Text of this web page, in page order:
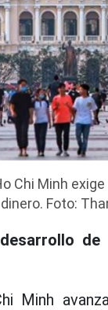
Chi Minh
dinero. Foto:
Minh